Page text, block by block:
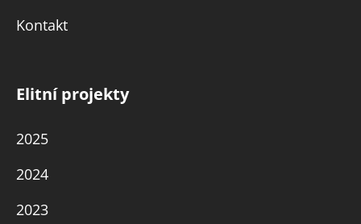
Kontakt
Elitní projekty
2025
2024
2023